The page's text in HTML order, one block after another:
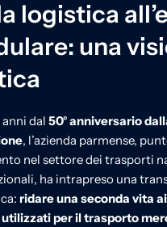
logistica
una
dal 50° anniversario
, l’azienda parmense,
nel settore dei trasporti
ha intrapreso una
ridare una seconda vita
utilizzati per il trasporto